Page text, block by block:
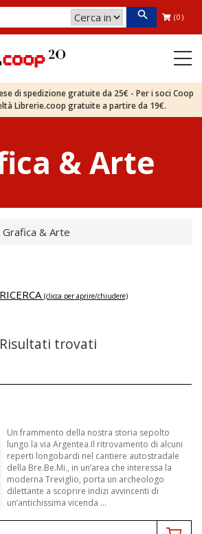
(0)
di spedizione gratuite da 25€ - Per i soci Coop
Librerie.coop gratuite a partire da 19€.
& Arte
Grafica & Arte
(clicca per aprire/chiudere)
Risultati trovati
Un frammento della nostra storia sepolto
lungo la via Argentea.Il ritrovamento di alcuni
reperti longobardi nel cantiere autostradale
della Bre.Be.Mi., in un’area che interessa la
moderna Treviglio, porta un archeologo
dilettante a scoprire indizi avvincenti di
un’antichissima vicenda ...